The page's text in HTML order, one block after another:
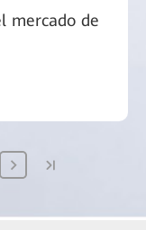
mercado de